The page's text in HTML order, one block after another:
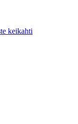
keikahti